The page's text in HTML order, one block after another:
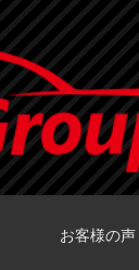
お客様の声